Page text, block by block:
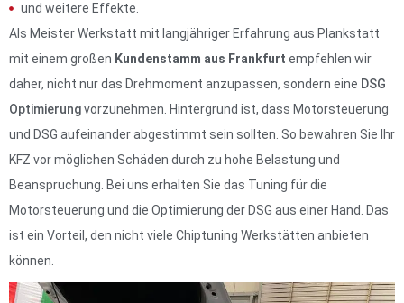
und weitere Effekte.
Als Meister Werkstatt mit langjähriger Erfahrung aus Plankstatt
mit einem großen Kundenstamm aus Frankfurt empfehlen wir
daher, nicht nur das Drehmoment anzupassen, sondern eine DSG
Optimierungvorzunehmen. Hintergrund ist, dass Motorsteuerung
und DSG aufeinander abgestimmt sein sollten. So bewahren Sie Ihr
KFZ vor möglichen Schäden durch zu hohe Belastung und
Beanspruchung. Bei uns erhalten Sie das Tuning für die
Motorsteuerung und die Optimierung der DSG aus einer Hand. Das
ist ein Vorteil, den nicht viele Chiptuning Werkstätten anbieten
können.